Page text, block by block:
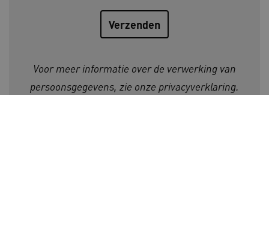
Voor meer informatie over de verwerking van
persoonsgegevens, zie onze privacyverklaring.
Amazon.com Inc.
a594.kennispleingehandicaptensector.nl